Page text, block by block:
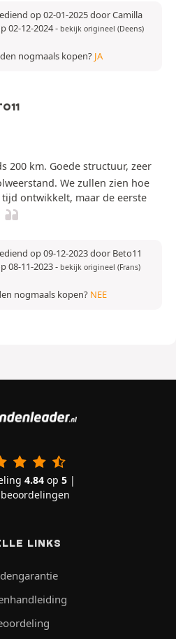
op 02-01-2025 door Camilla
02-12-2024- bekijk origineel (Deens)
nogmaals kopen? JA
200 km. Goede structuur, zeer
We zullen zien hoe
ontwikkelt, maar de eerste
op 09-12-2023 door Beto11
08-11-2023- bekijk origineel (Frans)
nogmaals kopen? NEE
4.84op 5|
LINKS